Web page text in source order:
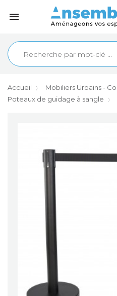

Accueil Mobiliers Urbains -
Poteaux de guidage à sangle